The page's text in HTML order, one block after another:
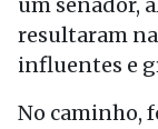
resultaram
influentes e
No caminho,